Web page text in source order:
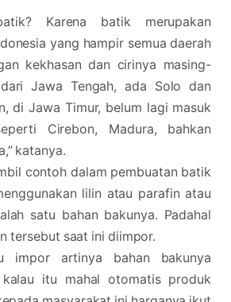
Karena batik merupakan
yang hampir semua daerah
kekhasan dan cirinya masing-
Jawa Tengah, ada Solo dan
di Jawa Timur, belum lagi masuk
Cirebon, Madura, bahkan
katanya.
contoh dalam pembuatan batik
lilin atau parafin atau
satu bahan bakunya. Padahal
tersebut saat ini diimpor.
impor artinya bahan bakunya
kalau itu mahal otomatis produk